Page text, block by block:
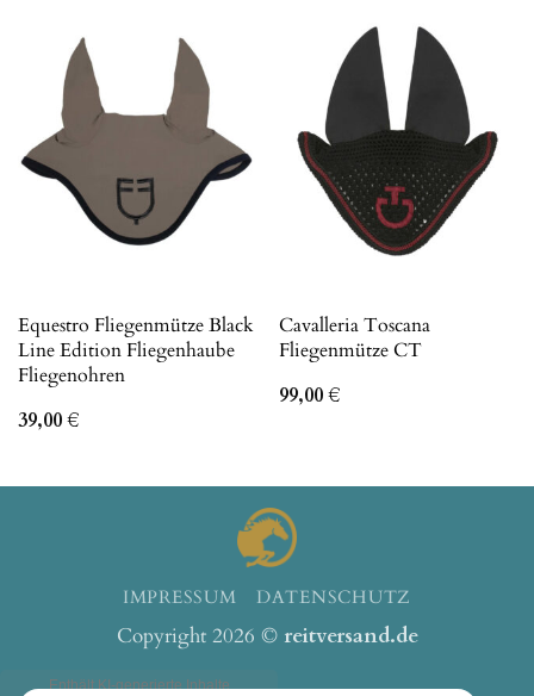
Equestro Fliegenmütze Black
Line Edition Fliegenhaube
Fliegenohren
39,00€
Cavalleria Toscana
Fliegenmütze CT
99,00€
IMPRESSUM DATENSCHUTZ
Copyright 2026 © reitversand.de